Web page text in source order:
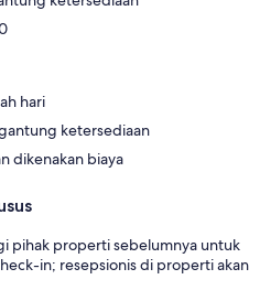
hari
ketersediaan
dikenakan biaya
pihak properti sebelumnya untuk
in; resepsionis di properti akan